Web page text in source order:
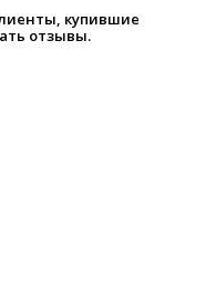
купившие
отзывы.